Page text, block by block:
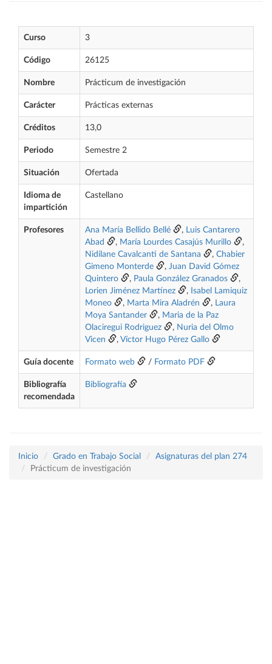
Curso 3
Código 26125
Nombre Prácticum de investigación
Carácter Prácticas externas
Créditos 13,0
Periodo Semestre 2
Situación Ofertada
Idioma de
impartición
Castellano
Profesores Ana María Bellido Bellé , Luis Cantarero
Abad
, María Lourdes Casajús Murillo
,
Nidilane Cavalcanti de Santana
, Chabier
Gimeno Monterde
, Juan David Gómez
Quintero
, Paula González Granados
,
Lorien Jiménez Martínez
, Isabel Lamiquiz
Moneo
, Marta Mira Aladrén , Laura
Moya Santander
, Maria de la Paz
Olaciregui Rodriguez
, Nuria del Olmo
Vicen
, Víctor Hugo Pérez Gallo
Guía docente Formato web / Formato PDF
Bibliografía
recomendada
Bibliografía
Inicio Grado en Trabajo Social
Asignaturas del plan 274
Prácticum de investigación